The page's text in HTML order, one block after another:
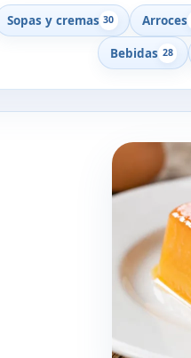
Sopas y cremas 30 Arroces
Bebidas 28